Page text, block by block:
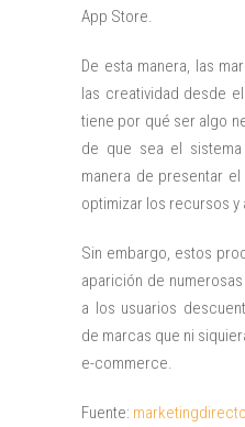
App Store.
De esta manera, las
las creatividad desde
tiene por qué ser algo
de que sea el
manera de presentar
optimizar los recursos y
Sin embargo, estos
aparición de
a los usuarios
de marcas que ni
e-commerce.
Fuente: marketingdirecto